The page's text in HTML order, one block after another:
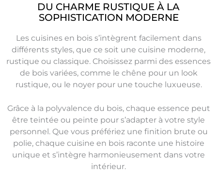
DU CHARME RUSTIQUE À LA
SOPHISTICATION MODERNE
Les cuisines en bois s’intègrent facilement dans
différents styles, que ce soit une cuisine moderne,
rustique ou classique. Choisissez parmi des essences
de bois variées, comme le chêne pour un look
rustique, ou le noyer pour une touche luxueuse.
Grâce à la polyvalence du bois, chaque essence peut
être teintée ou peinte pour s’adapter à votre style
personnel. Que vous préfériez une finition brute ou
polie, chaque cuisine en bois raconte une histoire
unique et s’intègre harmonieusement dans votre
intérieur.